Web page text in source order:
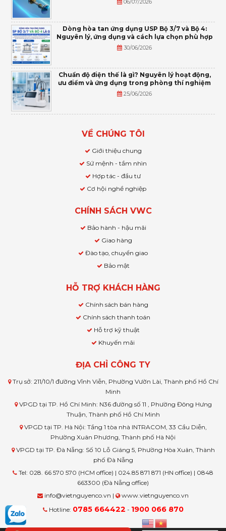
06/07/2026
Dòng hòa tan ứng dụng USP Bộ 3/7 và Bộ 4:
Nguyên lý, ứng dụng và cách lựa chọn phù hợp
30/06/2026
Chuẩn độ điện thế là gì? Nguyên lý hoạt động,
ưu điểm và ứng dụng trong phòng thí nghiệm
25/06/2026
VỀ CHÚNG TÔI
Giới thiệu chung
Sứ mệnh - tầm nhìn
Hợp tác - đầu tư
Cơ hội nghề nghiệp
CHÍNH SÁCH VWC
Bảo hành - hậu mãi
Giao hàng
Đào tạo, chuyển giao
Bảo mật
HỖ TRỢ KHÁCH HÀNG
Chính sách bán hàng
Chính sách thanh toán
Hỗ trợ kỹ thuật
Khuyến mãi
ĐỊA CHỈ CÔNG TY
Trụ sở: 211/10/1 đường Vĩnh Viễn, Phường Vườn Lài, Thành phố Hồ Chí
Minh
VPGD tại TP. Hồ Chí Minh: N36 đường số 11 , Phường Đông Hưng
Thuận, Thành phố Hồ Chí Minh
VPGD tại TP. Hà Nội: Tầng 1 tòa nhà INTRACOM, 33 Cầu Diễn,
Phường Xuân Phương, Thành phố Hà Nội
VPGD tại TP. Đà Nẵng: Số 10 Lỗ Giáng 5, Phường Hòa Xuân, Thành
phố Đà Nẵng
Tel: 028. 66 570 570 (HCM office) | 024.85 871 871 (HN office) | 0848
663300 (Đà Nẵng office)
info@vietnguyenco.vn |
www.vietnguyenco.vn
Hotline: 0785 664422 - 1900 066 870